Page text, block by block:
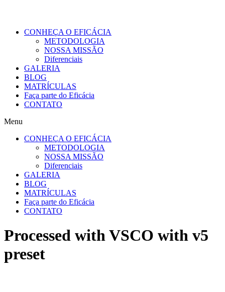
CONHEÇA O EFICÁCIA
METODOLOGIA
NOSSA MISSÃO
Diferenciais
GALERIA
BLOG
MATRÍCULAS
Faça parte do Eficácia
CONTATO
Menu
CONHEÇA O EFICÁCIA
METODOLOGIA
NOSSA MISSÃO
Diferenciais
GALERIA
BLOG
MATRÍCULAS
Faça parte do Eficácia
CONTATO
Processed with VSCO with v5
preset